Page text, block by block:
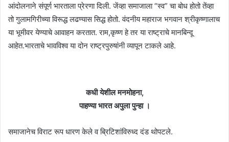
आंदोलनाने संपूर्ण भारताला प्रेरणा दिली. जेंव्हा समाजाला “स्व” चा बोध होतो तेंव्हा
तो गुलामगिरीच्या विरूद्ध लढण्यास सिद्ध होतो. वंदनीय महाराज भगवान श्रीकृष्णालाच
या भूमीवर येण्याचे आवाहन करतात. राम,कृष्ण हे तर या राष्ट्राचे मानबिन्दू
आहेत.भारताचे भावविश्व या दोन राष्ट्रपुरुषांनी व्यापून टाकले आहे.
कधी येशील मनमोहना,
पाहण्या भारत अपुला पुन्हा ।
समाजानेच विराट रूप धारण केले व ब्रिटिशांविरुध्द दंड थोपटले.